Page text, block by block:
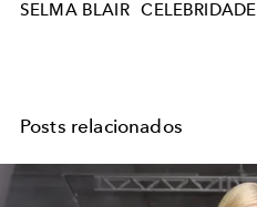
SELMA BLAIR CELEBRIDADE
Posts relacionados